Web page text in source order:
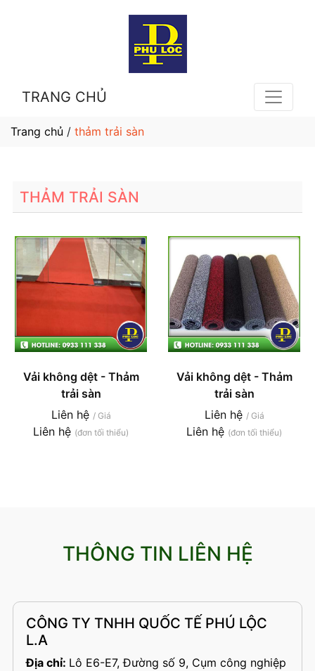
TRANG CHỦ
Trang chủ / thảm trải sàn
THẢM TRẢI SÀN
Vải không dệt - Thảm
trải sàn
Liên hệ / Giá
Liên hệ (đơn tối thiểu)
Vải không dệt - Thảm
trải sàn
Liên hệ / Giá
Liên hệ (đơn tối thiểu)
THÔNG TIN LIÊN HỆ
CÔNG TY TNHH QUỐC TẾ PHÚ LỘC
L.A
Địa chỉ: Lô E6-E7, Đường số 9, Cụm công nghiệp